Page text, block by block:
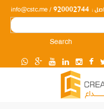
:
920002744
/ info@cstc.me